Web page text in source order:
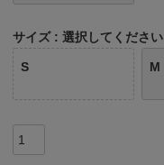
サイズ 選択してください
S M